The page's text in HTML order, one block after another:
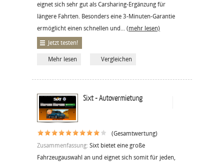
eignet sich sehr gut als Carsharing-Ergänzung für
längere Fahrten. Besonders eine 3-Minuten-Garantie
ermöglicht einen schnellen und... (mehr lesen)
Jetzt testen!
Mehr lesen Vergleichen
Sixt - Autovermietung
(Gesamtwertung)
Zusammenfassung: Sixt bietet eine große
Fahrzeugauswahl an und eignet sich somit für jeden,